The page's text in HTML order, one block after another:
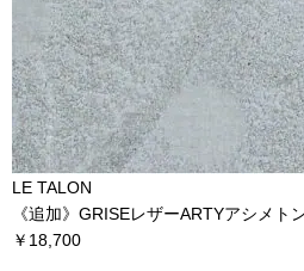
LE TALON
《追加》GRISEレザーARTYアシメト
￥18,700